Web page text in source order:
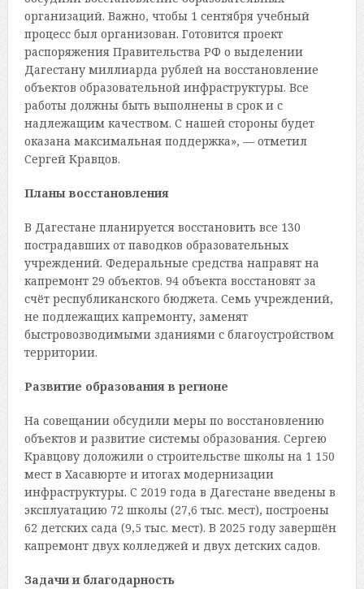
организаций. Важно, чтобы 1 сентября учебный
процесс был организован. Готовится проект
распоряжения Правительства РФ о выделении
Дагестану миллиарда рублей на восстановление
объектов образовательной инфраструктуры. Все
работы должны быть выполнены в срок и с
надлежащим качеством. С нашей стороны будет
оказана максимальная поддержка», — отметил
Сергей Кравцов.
Планы восстановления
В Дагестане планируется восстановить все 130
пострадавших от паводков образовательных
учреждений. Федеральные средства направят на
капремонт 29 объектов. 94 объекта восстановят за
счёт республиканского бюджета. Семь учреждений,
не подлежащих капремонту, заменят
быстровозводимыми зданиями с благоустройством
территории.
Развитие образования в регионе
На совещании обсудили меры по восстановлению
объектов и развитие системы образования. Сергею
Кравцову доложили о строительстве школы на 1 150
мест в Хасавюрте и итогах модернизации
инфраструктуры. С 2019 года в Дагестане введены в
эксплуатацию 72 школы (27,6 тыс. мест), построены
62 детских сада (9,5 тыс. мест). В 2025 году завершён
капремонт двух колледжей и двух детских садов.
Задачи и благодарность